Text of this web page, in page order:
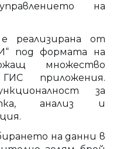
на
от
под формата на
множество
приложения.
за
анализ и
на данни в